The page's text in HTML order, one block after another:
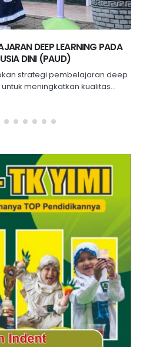
DEEP LEARNING PADA
DINI (PAUD)
strategi pembelajaran deep
meningkatkan kualitas...